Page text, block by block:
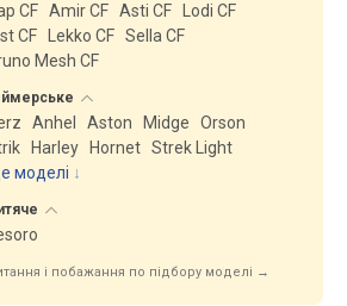
CF Amir CF Asti CF
Lodi CF
CF
Lekko CF Sella CF
Mesh CF
Anhel Aston Midge
Orson
Harley Hornet Strek Light
моделі ↓
і побажання по підбору моделі →